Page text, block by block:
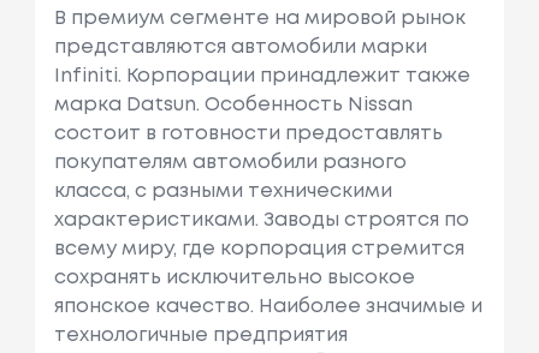
В премиум сегменте на мировой рынок
представляются автомобили марки
Infiniti. Корпорации принадлежит также
марка Datsun. Особенность Nissan
состоит в готовности предоставлять
покупателям автомобили разного
класса, с разными техническими
характеристиками. Заводы строятся по
всему миру, где корпорация стремится
сохранять исключительно высокое
японское качество. Наиболее значимые и
технологичные предприятия